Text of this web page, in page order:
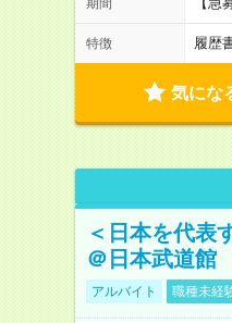
特徴 履歴
気にな
＜日本を代表
＠日本武道館
アルバイト 職種未経